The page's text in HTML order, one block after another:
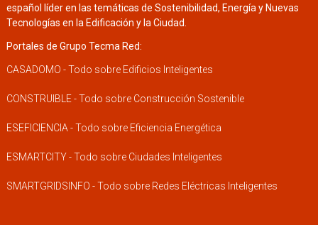
español líder en las temáticas de Sostenibilidad, Energía y Nuevas
Tecnologías en la Edificación y la Ciudad.
Portales de Grupo Tecma Red:
CASADOMO - Todo sobre Edificios Inteligentes
CONSTRUIBLE - Todo sobre Construcción Sostenible
ESEFICIENCIA - Todo sobre Eficiencia Energética
ESMARTCITY - Todo sobre Ciudades Inteligentes
SMARTGRIDSINFO - Todo sobre Redes Eléctricas Inteligentes